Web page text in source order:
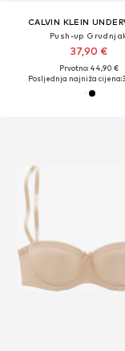
CALVIN KLEIN
Push-up
37,90 €
Prvotno: 44,90 €
Posljednja najniža cijena: